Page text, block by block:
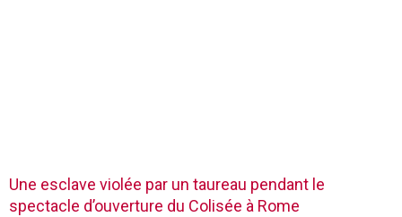
Une esclave violée par un taureau pendant le
spectacle d’ouverture du Colisée à Rome